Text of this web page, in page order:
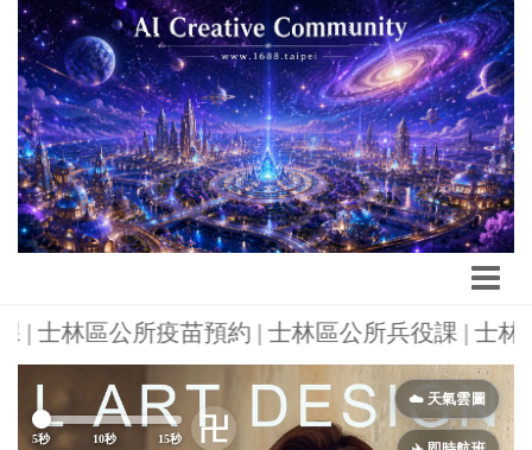
林區公所疫苗預約 | 士林區公所兵役課 | 士林
☁️ 天氣雲圖
5秒 10秒 15秒 卍
Previous Next